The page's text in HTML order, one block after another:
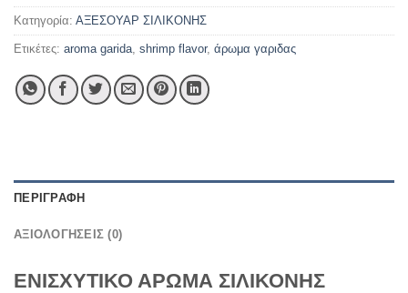
Κατηγορία: ΑΞΕΣΟΥΑΡ ΣΙΛΙΚΟΝΗΣ
Ετικέτες: aroma garida shrimp flavor, άρωμα γαριδας
ΠΕΡΙΓΡΑΦΉ
ΑΞΙΟΛΟΓΉΣΕΙΣ (0)
ΕΝΙΣΧΥΤΙΚΟ ΑΡΩΜΑ ΣΙΛΙΚΟΝΗΣ